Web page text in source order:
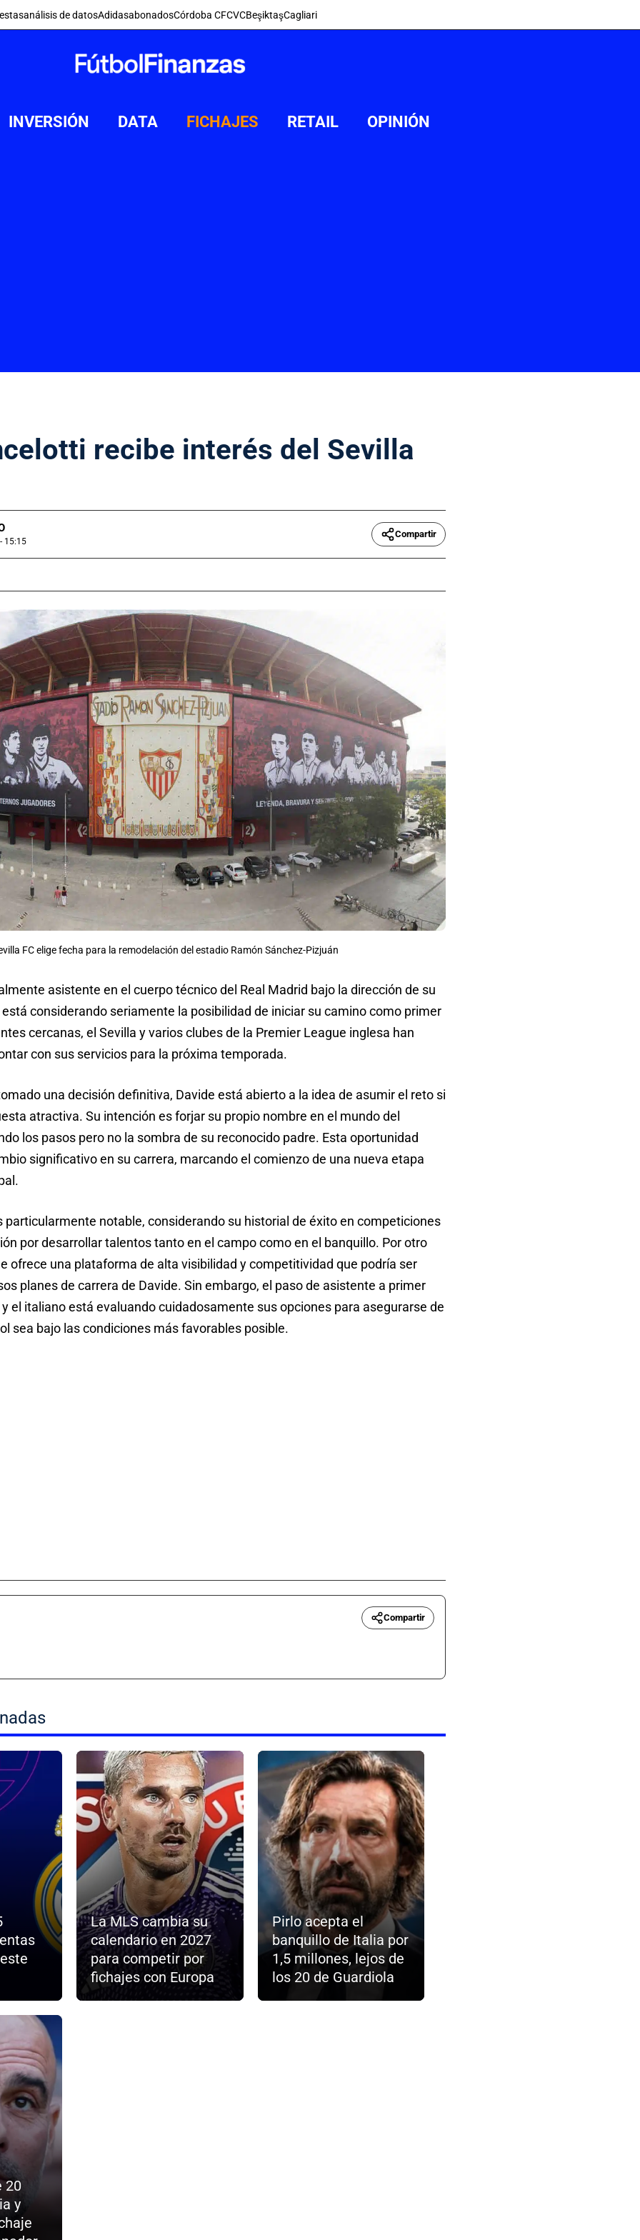
análisis de datosAdidasabonadosCórdoba CFCVCBeşiktaşCagliari
INVERSIÓN DATA FICHAJES RETAIL OPINIÓN
recibe interés del Sevilla
15:15
Compartir
FC elige fecha para la remodelación del estadio Ramón Sánchez-Pizjuán
asistente en el cuerpo técnico del Real Madrid bajo la dirección de su
considerando seriamente la posibilidad de iniciar su camino como primer
cercanas, el Sevilla y varios clubes de la Premier League inglesa han
con sus servicios para la próxima temporada.
una decisión definitiva, Davide está abierto a la idea de asumir el reto si
atractiva. Su intención es forjar su propio nombre en el mundo del
los pasos pero no la sombra de su reconocido padre. Esta oportunidad
significativo en su carrera, marcando el comienzo de una nueva etapa
particularmente notable, considerando su historial de éxito en competiciones
por desarrollar talentos tanto en el campo como en el banquillo. Por otro
ofrece una plataforma de alta visibilidad y competitividad que podría ser
planes de carrera de Davide. Sin embargo, el paso de asistente a primer
el italiano está evaluando cuidadosamente sus opciones para asegurarse de
sea bajo las condiciones más favorables posible.
Compartir
La MLS cambia su
calendario en 2027
para competir por
fichajes con Europa
Pirlo acepta el
banquillo de Italia por
1,5 millones, lejos de
los 20 de Guardiola
20
y